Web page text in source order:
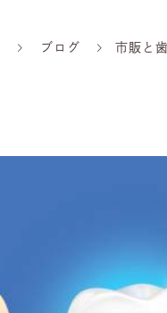
ブログ 市販と